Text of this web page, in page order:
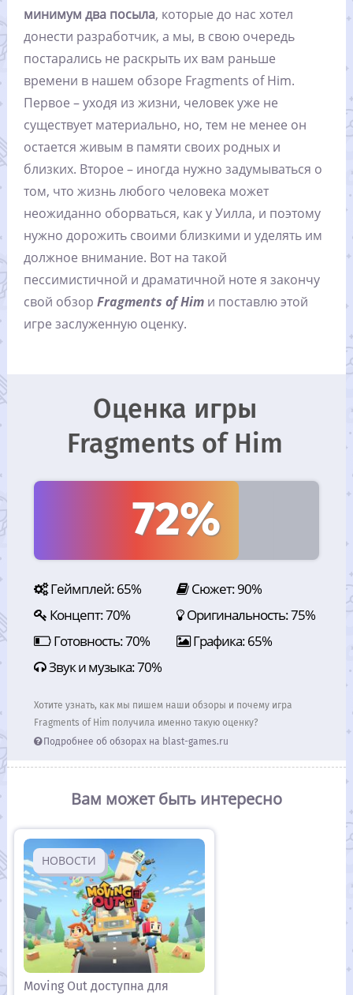
минимум два посыла, которые до нас хотел
донести разработчик, а мы, в свою очередь
постарались не раскрыть их вам раньше
времени в нашем обзоре Fragments of Him.
Первое – уходя из жизни, человек уже не
существует материально, но, тем не менее он
остается живым в памяти своих родных и
близких. Второе – иногда нужно задумываться о
том, что жизнь любого человека может
неожиданно оборваться, как у Уилла, и поэтому
нужно дорожить своими близкими и уделять им
должное внимание. Вот на такой
пессимистичной и драматичной ноте я закончу
свой обзорFragments of Him и поставлю этой
игре заслуженную оценку.
Оценка игры
Fragments of Him
72%
Геймплей: 65%
Сюжет: 90%
Концепт: 70%
Оригинальность: 75%
Готовность: 70%
Графика: 65%
Звук и музыка: 70%
Хотите узнать, как мы пишем наши обзоры и почему игра
Fragments of Him получила именно такую оценку?
Подробнее об обзорах на blast-games.ru
Вам может быть интересно
НОВОСТИ
Moving Out доступна для